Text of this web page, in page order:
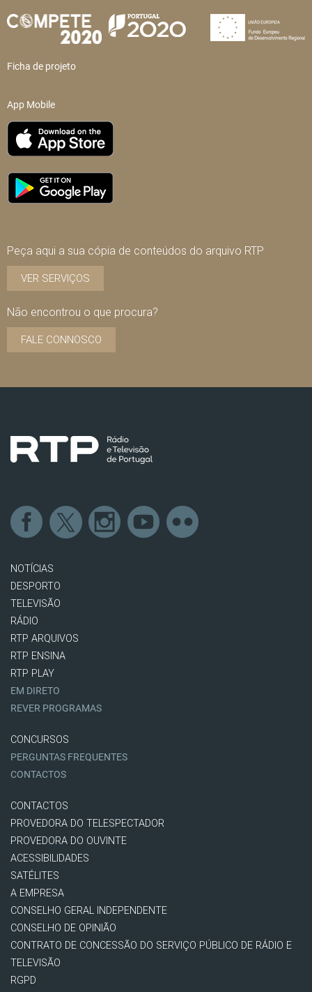
Ficha de projeto
App Mobile
Peça aqui a sua cópia de conteúdos do arquivo RTP
VER SERVIÇOS
Não encontrou o que procura?
FALE CONNOSCO
NOTÍCIAS
DESPORTO
TELEVISÃO
RÁDIO
RTP ARQUIVOS
RTP ENSINA
RTP PLAY
EM DIRETO
REVER PROGRAMAS
CONCURSOS
PERGUNTAS FREQUENTES
CONTACTOS
CONTACTOS
PROVEDORA DO TELESPECTADOR
PROVEDORA DO OUVINTE
ACESSIBILIDADES
SATÉLITES
A EMPRESA
CONSELHO GERAL INDEPENDENTE
CONSELHO DE OPINIÃO
CONTRATO DE CONCESSÃO DO SERVIÇO PÚBLICO DE RÁDIO E
TELEVISÃO
RGPD